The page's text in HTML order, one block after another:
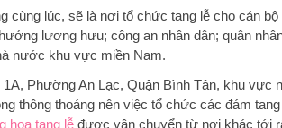
cùng lúc, sẽ là nơi tổ chức tang lễ cho cán bộ
lương hưu; công an nhân dân; quân
nước khu vực miền Nam.
Phường An Lạc, Quận Bình Tân, khu vực
thông thoáng nên việc tổ chức các đám
hoa tang lễ được vận chuyển từ nơi khác tới